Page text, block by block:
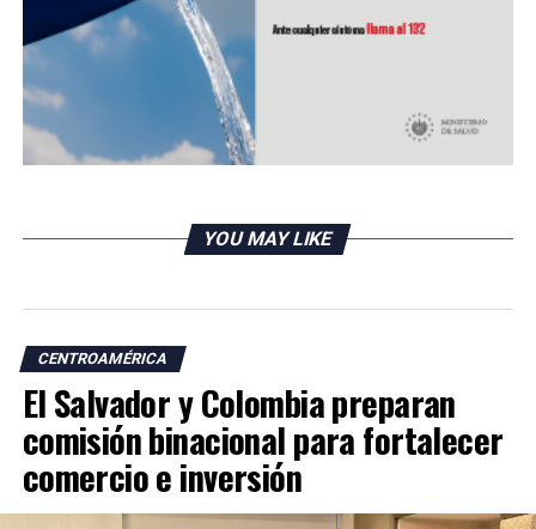
DON'T MISS
Cambian el nombre a capilla donde fue asesinado San
YOU MAY LIKE
CENTROAMÉRICA
El Salvador y Colombia preparan
comisión binacional para fortalecer
comercio e inversión